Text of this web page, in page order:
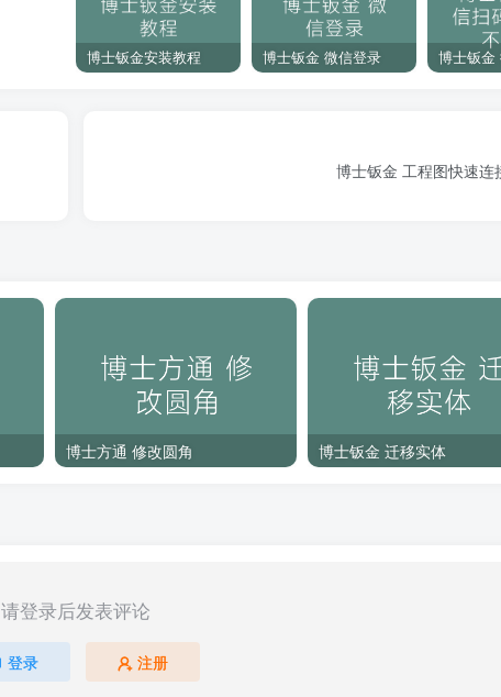
博士钣金安装教程 博士钣金 微信登录
博士钣金 工程图快速连
博士方通 修改圆角 博士钣金 迁移实体
请登录后发表评论
登录 注册